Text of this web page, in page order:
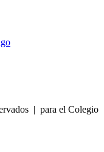
| para el Colegio